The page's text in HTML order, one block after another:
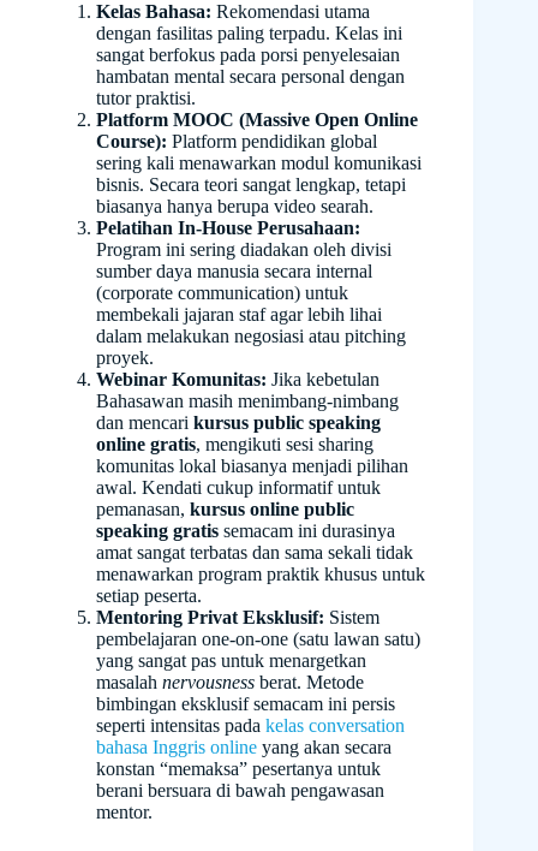
Kelas Bahasa: Rekomendasi utama
dengan fasilitas paling terpadu. Kelas ini
sangat berfokus pada porsi penyelesaian
hambatan mental secara personal dengan
tutor praktisi.
Platform MOOC (Massive Open Online
Course): Platform pendidikan global
sering kali menawarkan modul komunikasi
bisnis. Secara teori sangat lengkap, tetapi
biasanya hanya berupa video searah.
Pelatihan In-House Perusahaan:
Program ini sering diadakan oleh divisi
sumber daya manusia secara internal
(corporate communication) untuk
membekali jajaran staf agar lebih lihai
dalam melakukan negosiasi atau pitching
proyek.
Webinar Komunitas: Jika kebetulan
Bahasawan masih menimbang-nimbang
dan mencari kursus public speaking
online gratis, mengikuti sesi sharing
komunitas lokal biasanya menjadi pilihan
awal. Kendati cukup informatif untuk
pemanasan, kursus online public
speaking gratis semacam ini durasinya
amat sangat terbatas dan sama sekali tidak
menawarkan program praktik khusus untuk
setiap peserta.
Mentoring Privat Eksklusif: Sistem
pembelajaran one-on-one (satu lawan satu)
yang sangat pas untuk menargetkan
masalah nervousness berat. Metode
bimbingan eksklusif semacam ini persis
seperti intensitas pada kelas conversation
bahasa Inggris online yang akan secara
konstan “memaksa” pesertanya untuk
berani bersuara di bawah pengawasan
mentor.